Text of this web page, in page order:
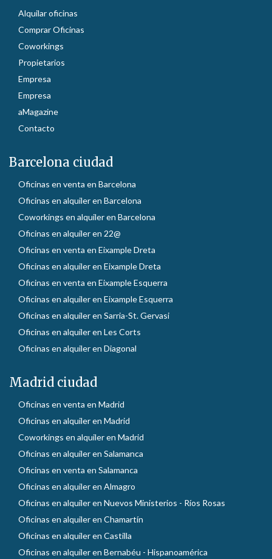
Alquilar oficinas
Comprar Oficinas
Coworkings
Propietarios
Empresa
Empresa
aMagazine
Contacto
Barcelona ciudad
Oficinas en venta en Barcelona
Oficinas en alquiler en Barcelona
Coworkings en alquiler en Barcelona
Oficinas en alquiler en 22@
Oficinas en venta en Eixample Dreta
Oficinas en alquiler en Eixample Dreta
Oficinas en venta en Eixample Esquerra
Oficinas en alquiler en Eixample Esquerra
Oficinas en alquiler en Sarria-St. Gervasi
Oficinas en alquiler en Les Corts
Oficinas en alquiler en Diagonal
Madrid ciudad
Oficinas en venta en Madrid
Oficinas en alquiler en Madrid
Coworkings en alquiler en Madrid
Oficinas en alquiler en Salamanca
Oficinas en venta en Salamanca
Oficinas en alquiler en Almagro
Oficinas en alquiler en Nuevos Ministerios - Ríos Rosas
Oficinas en alquiler en Chamartín
Oficinas en alquiler en Castilla
Oficinas en alquiler en Bernabéu - Hispanoamérica